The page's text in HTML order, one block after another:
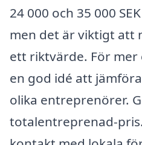
24 000 och 35 000
men det är viktigt att
ett riktvärde. För
en god idé att
olika entreprenörer.
totalentreprenad-